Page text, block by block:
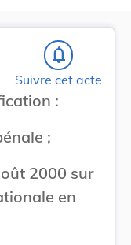
notifications_none
Suivre cet acte
:
;
2000 sur
en